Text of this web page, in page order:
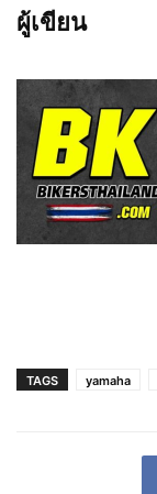
ผู้เขียน
TAGS yamaha